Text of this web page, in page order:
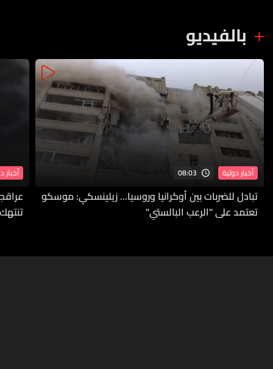
بالفيديو
أخبار دولية 08:03
تبادل للضربات بين أوكرانيا وروسيا... زيلينسكي: موسكو
تعتمد على "الرعب البالستي"
أخبار